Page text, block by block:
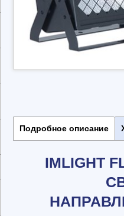
Подробное описание
IMLIGHT